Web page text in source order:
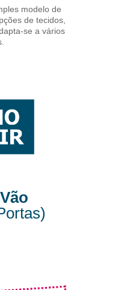
modelo de
de tecidos,
se a vários